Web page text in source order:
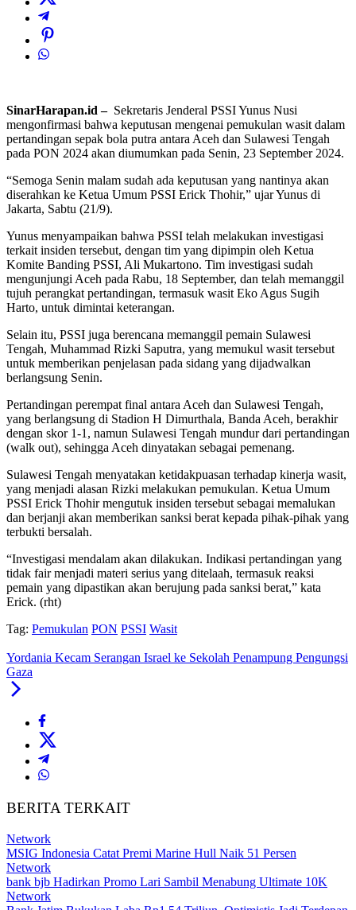
SinarHarapan.id – Sekretaris Jenderal PSSI Yunus Nusi
mengonfirmasi bahwa keputusan mengenai pemukulan wasit dalam
pertandingan sepak bola putra antara Aceh dan Sulawesi Tengah
pada PON 2024 akan diumumkan pada Senin, 23 September 2024.
“Semoga Senin malam sudah ada keputusan yang nantinya akan
diserahkan ke Ketua Umum PSSI Erick Thohir,” ujar Yunus di
Jakarta, Sabtu (21/9).
Yunus menyampaikan bahwa PSSI telah melakukan investigasi
terkait insiden tersebut, dengan tim yang dipimpin oleh Ketua
Komite Banding PSSI, Ali Mukartono. Tim investigasi sudah
mengunjungi Aceh pada Rabu, 18 September, dan telah memanggil
tujuh perangkat pertandingan, termasuk wasit Eko Agus Sugih
Harto, untuk dimintai keterangan.
Selain itu, PSSI juga berencana memanggil pemain Sulawesi
Tengah, Muhammad Rizki Saputra, yang memukul wasit tersebut
untuk memberikan penjelasan pada sidang yang dijadwalkan
berlangsung Senin.
Pertandingan perempat final antara Aceh dan Sulawesi Tengah,
yang berlangsung di Stadion H Dimurthala, Banda Aceh, berakhir
dengan skor 1-1, namun Sulawesi Tengah mundur dari pertandingan
(walk out), sehingga Aceh dinyatakan sebagai pemenang.
Sulawesi Tengah menyatakan ketidakpuasan terhadap kinerja wasit,
yang menjadi alasan Rizki melakukan pemukulan. Ketua Umum
PSSI Erick Thohir mengutuk insiden tersebut sebagai memalukan
dan berjanji akan memberikan sanksi berat kepada pihak-pihak yang
terbukti bersalah.
“Investigasi mendalam akan dilakukan. Indikasi pertandingan yang
tidak fair menjadi materi serius yang ditelaah, termasuk reaksi
pemain yang dipastikan akan berujung pada sanksi berat,” kata
Erick. (rht)
Tag: Pemukulan PON PSSI Wasit
Yordania Kecam Serangan Israel ke Sekolah Penampung Pengungsi
Gaza
BERITA TERKAIT
Network
MSIG Indonesia Catat Premi Marine Hull Naik 51 Persen
Network
bank bjb Hadirkan Promo Lari Sambil Menabung Ultimate 10K
Network